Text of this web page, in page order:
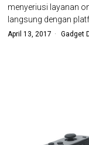
menyeriusi layanan
langsung dengan
April 13, 2017 Gadget